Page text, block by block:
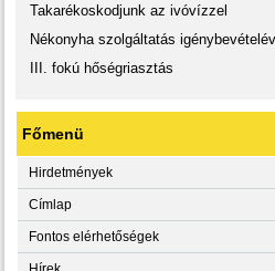
Takarékoskodjunk az ivóvízzel
Nékonyha szolgáltatás
III. fokú hőségriasztás
Főmenü
Hirdetmények
Címlap
Fontos elérhetőségek